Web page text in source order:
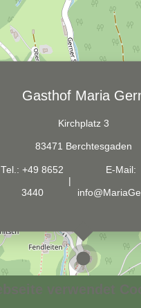
Gasthof Maria
Kirchplatz 3
83471 Berchtesgaden
Tel.:+49 8652
3440
|
E-Mail: